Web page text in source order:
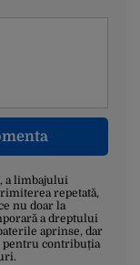
a limbajului
repetată,
nu doar la
a dreptului
aprinse, dar
contribuția